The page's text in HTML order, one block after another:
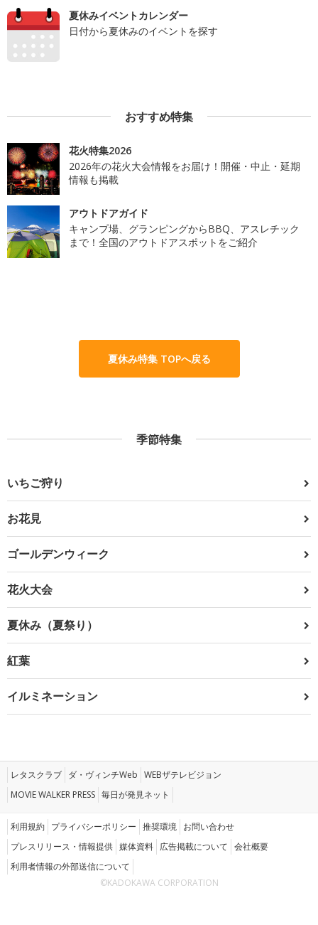
夏休みイベントカレンダー
日付から夏休みのイベントを探す
おすすめ特集
花火特集2026
2026年の花火大会情報をお届け！開催・中止・延期
情報も掲載
アウトドアガイド
キャンプ場、グランピングからBBQ、アスレチック
まで！全国のアウトドアスポットをご紹介
夏休み特集 TOPへ戻る
季節特集
いちご狩り
お花見
ゴールデンウィーク
花火大会
夏休み（夏祭り）
紅葉
イルミネーション
レタスクラブ ダ・ヴィンチWeb WEBザテレビジョン
MOVIE WALKER PRESS 毎日が発見ネット
利用規約 プライバシーポリシー 推奨環境 お問い合わせ
プレスリリース・情報提供 媒体資料 広告掲載について 会社概要
利用者情報の外部送信について
©KADOKAWA CORPORATION